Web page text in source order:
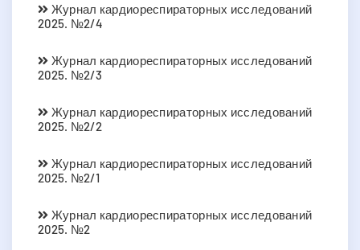
Журнал кардиореспираторных исследований
2025. №2/4
Журнал кардиореспираторных исследований
2025. №2/3
Журнал кардиореспираторных исследований
2025. №2/2
Журнал кардиореспираторных исследований
2025. №2/1
Журнал кардиореспираторных исследований
2025. №2